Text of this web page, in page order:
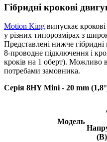
Гібридні крокові
Motion King випускає
у різних типорозмірах з
Представлені нижче
8-проводне підключення і
кроків на 1 оберт). Можливо
потребами замовника.
Cерія 8HY Mini - 20 mm
Модель
(В)